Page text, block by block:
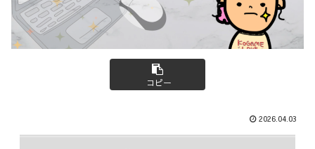
コピー
2026.04.03